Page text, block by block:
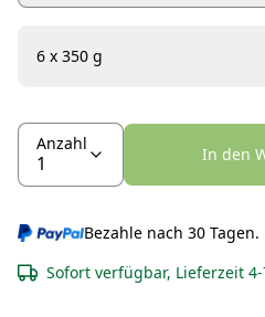
6 x 350 g
Anzahl
In den
Bezahle nach 30 Tagen.
Sofort verfügbar, Lieferzeit